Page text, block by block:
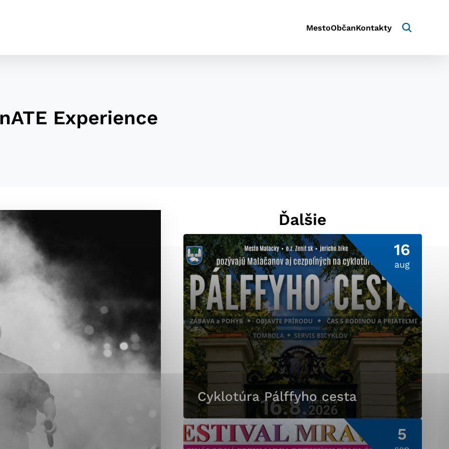
MestoObčanKontakty
Experience
Ďalšie
16
aug
Cyklotúra Pálffyho cesta
5
ktorú chcete povoliť
pre prevádzku nevyhnutné a pomáhajú urobiť webové stránky uplatniteľnými
funkcie, ako je navigácia na stránke a prístup k zabezpečeným oblastiam webovej
cookie nemôže web správne fungovať.
prevádzkovateľovi stránok pochopiť, ako návštevníci stránok stránku používajú,
a ponúknuť im lepšiu skúsenosť. Všetky dáta sa zbierajú anonymne a nie je
osobou.
Povoliť všetko Viac informácií